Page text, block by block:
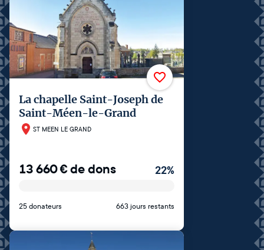
La chapelle Saint-Joseph de
Saint-Méen-le-Grand
ST MEEN LE GRAND
13 660€de dons 22%
25 donateurs 663 jours restants